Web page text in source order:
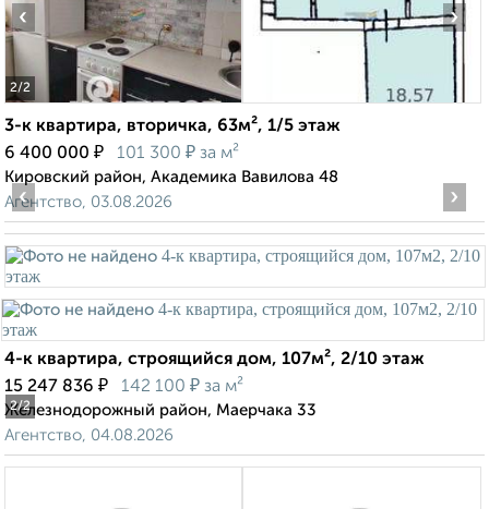
2/2
‹ ›
3-к квартира, вторичка, 63м², 1/5 этаж
6 400 000 ₽ 101 300 ₽ за м²
Кировский район, Академика Вавилова 48
Агентство, 03.08.2026
2/2
‹ ›
4-к квартира, строящийся дом, 107м², 2/10 этаж
15 247 836 ₽ 142 100 ₽ за м²
Железнодорожный район, Маерчака 33
Агентство, 04.08.2026